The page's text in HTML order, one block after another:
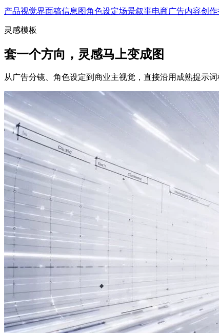
产品视觉界面稿信息图角色设定场景叙事电商广告内容创作
灵感模板
套一个方向，灵感马上变成图
从广告分镜、角色设定到商业主视觉，直接沿用成熟提示